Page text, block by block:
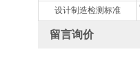
设计制造检测标准
留言询价